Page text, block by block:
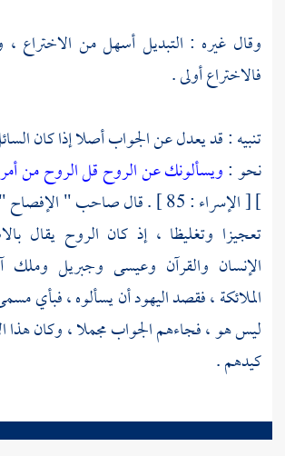
وقال غيره : التبديل أسهل من الاختراع ،
فالاختراع أولى .
تنبيه : قد يعدل عن الجواب أصلا إذا كان
نحو :ويسألونك عن الروح قل الروح من
][ الإسراء : 85 ] . قال صاحب " الإفصاح " : إنما سأل
تعجيزا وتغليظا ، إذ كان الروح يقال
الإنسان والقرآن وعيسى وجبريل وملك
الملائكة ، فقصد اليهود أن يسألوه ، فبأي
ليس هو ، فجاءهم الجواب مجملا ، وكان هذا
كيدهم .